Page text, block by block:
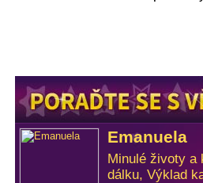
Emanuela
Minulé životy a
dálku, Výklad